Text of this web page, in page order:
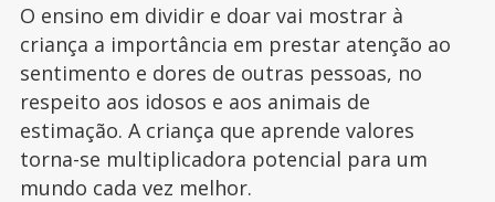
O ensino em dividir e doar vai mostrar à
criança a importância em prestar atenção ao
sentimento e dores de outras pessoas, no
respeito aos idosos e aos animais de
estimação. A criança que aprende valores
torna-se multiplicadora potencial para um
mundo cada vez melhor.